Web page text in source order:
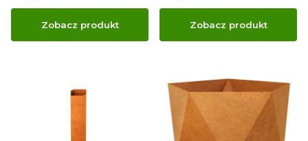
Zobacz produkt Zobacz produkt